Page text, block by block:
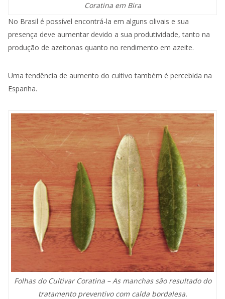
Coratina em Bira
No Brasil é possível encontrá-la em alguns olivais e sua
presença deve aumentar devido a sua produtividade, tanto na
produção de azeitonas quanto no rendimento em azeite.
Uma tendência de aumento do cultivo também é percebida na
Espanha.
Folhas do Cultivar Coratina – As manchas são resultado do
tratamento preventivo com calda bordalesa.